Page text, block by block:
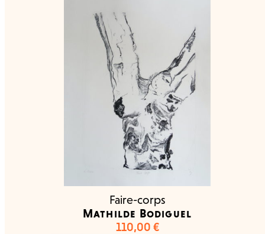
Faire-corps
Mathilde Bodiguel
110,00 €